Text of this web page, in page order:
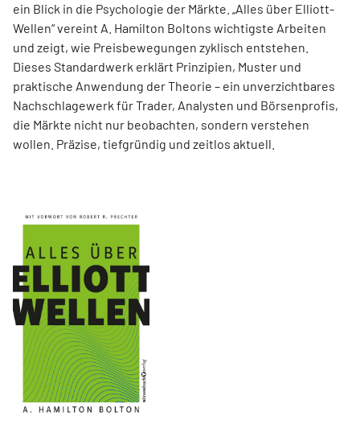
ein Blick in die Psychologie der Märkte. „Alles über Elliott-
Wellen“ vereint A. Hamilton Boltons wichtigste Arbeiten
und zeigt, wie Preisbewegungen zyklisch entstehen.
Dieses Standardwerk erklärt Prinzipien, Muster und
praktische Anwendung der Theorie – ein unverzichtbares
Nachschlagewerk für Trader, Analysten und Börsenprofis,
die Märkte nicht nur beobachten, sondern verstehen
wollen. Präzise, tiefgründig und zeitlos aktuell.